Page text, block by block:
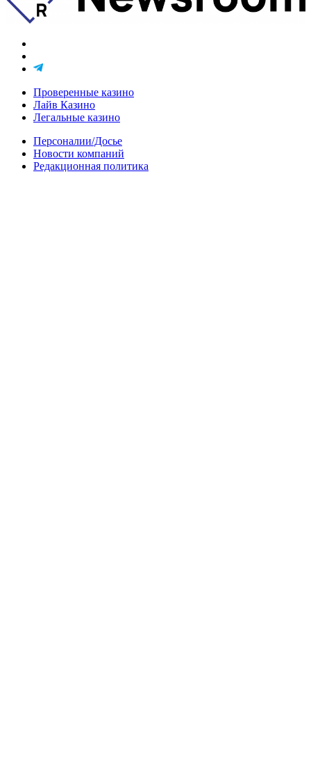
Проверенные казино
Лайв Казино
Легальные казино
Персоналии/Досье
Новости компаний
Редакционная политика